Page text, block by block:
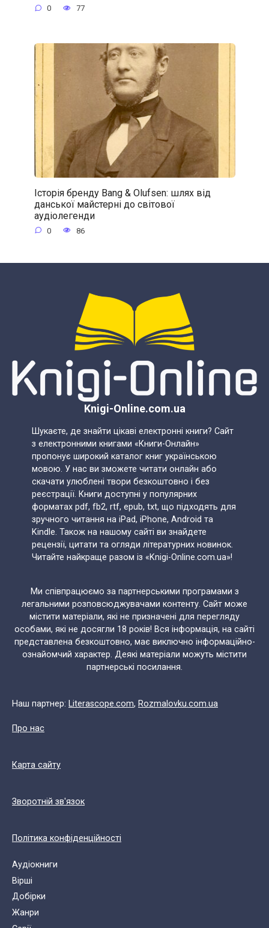
0 77
Історія бренду Bang & Olufsen: шлях від
данської майстерні до світової
аудіолегенди
0 86
Knigi-Online.com.ua
Шукаєте, де знайти цікаві електронні книги? Сайт
з електронними книгами «Книги-Онлайн»
пропонує широкий каталог книг українською
мовою. У нас ви зможете читати онлайн або
скачати улюблені твори безкоштовно і без
реєстрації. Книги доступні у популярних
форматах pdf, fb2, rtf, epub, txt, що підходять для
зручного читання на iPad, iPhone, Android та
Kindle. Також на нашому сайті ви знайдете
рецензії, цитати та огляди літературних новинок.
Читайте найкраще разом із «Knigi-Online.com.ua»!
Ми співпрацюємо за партнерськими програмами з
легальними розповсюджувачами контенту. Сайт може
містити матеріали, які не призначені для перегляду
особами, які не досягли 18 років! Вся інформація, на сайті
представлена безкоштовно, має виключно інформаційно-
ознайомчий характер. Деякі матеріали можуть містити
партнерські посилання.
Наш партнер: Literascope.com, Rozmalovku.com.ua
Про нас
Карта сайту
Зворотній зв'язок
Політика конфіденційності
Аудіокниги
Вірші
Добірки
Жанри